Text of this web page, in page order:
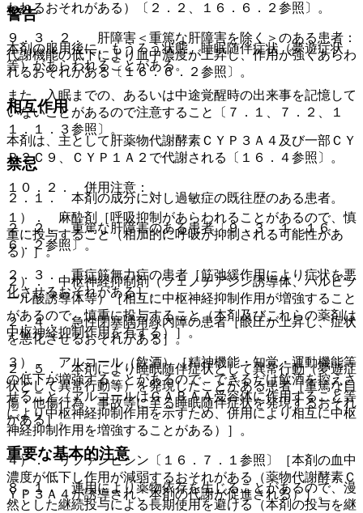
われるおそれがある）〔２．２、１６．６．２参照〕。
９．３．２． 肝障害＜重篤な肝障害を除く＞のある患者：
代謝機能の低下により血中濃度が上昇し、作用が強くあらわ
れるおそれがある〔１６．６．２参照〕。
相互作用
本剤は、主として肝薬物代謝酵素ＣＹＰ３Ａ４及び一部ＣＹ
Ｐ２Ｃ９、ＣＹＰ１Ａ２で代謝される〔１６．４参照〕。
１０．２． 併用注意：
１）． 麻酔剤［呼吸抑制があらわれることがあるので、慎
重に投与すること（相加的に呼吸が抑制される可能性があ
る）］。
２）． 中枢神経抑制剤（フェノチアジン誘導体、バルビツ
ール酸誘導体等）［相互に中枢神経抑制作用が増強すること
があるので、慎重に投与すること（本剤及びこれらの薬剤は
中枢神経抑制作用を有する）］。
３）． アルコール（飲酒）［精神機能・知覚・運動機能等
の低下が増強することがあるので、できるだけ飲酒を控えさ
せること（アルコールはＧＡＢＡＡ受容体に作用すること等
により中枢神経抑制作用を示すため、併用により相互に中枢
神経抑制作用を増強することがある）］。
４）． リファンピシン〔１６．７．１参照〕［本剤の血中
濃度が低下し作用が減弱するおそれがある（薬物代謝酵素Ｃ
ＹＰ３Ａ４が誘導され、本剤の代謝が促進される）］。
警告
本剤の服用後に、もうろう状態、睡眠随伴症状（夢遊症状
等）があらわれることがある。
また、入眠までの、あるいは中途覚醒時の出来事を記憶して
いないことがあるので注意すること〔７．１、７．２、１
１．１．３参照〕。
禁忌
２．１． 本剤の成分に対し過敏症の既往歴のある患者。
２．２． 重篤な肝障害のある患者〔９．３．１、１６．
６．２参照〕。
２．３． 重症筋無力症の患者［筋弛緩作用により症状を悪
化させるおそれがある］。
２．４． 急性閉塞隅角緑内障の患者［眼圧が上昇し、症状
を悪化させるおそれがある］。
２．５． 本剤により睡眠随伴症状として異常行動（夢遊症
状として異常行動等）を発現したことがある患者［重篤な自
傷・他傷行為、事故等に至る睡眠随伴症状を発現するおそれ
がある］。
重要な基本的注意
８．１． 連用により薬物依存を生じることがあるので、漫
然とした継続投与による長期使用を避ける（本剤の投与を継